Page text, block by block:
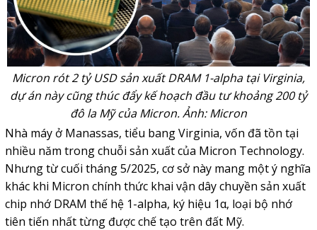
Micron rót 2 tỷ USD sản xuất DRAM 1-alpha tại Virginia,
dự án này cũng thúc đẩy kế hoạch đầu tư khoảng 200 tỷ
đô la Mỹ của Micron. Ảnh: Micron
Nhà máy ở Manassas, tiểu bang Virginia, vốn đã tồn tại
nhiều năm trong chuỗi sản xuất của Micron Technology.
Nhưng từ cuối tháng 5/2025, cơ sở này mang một ý nghĩa
khác khi Micron chính thức khai vận dây chuyền sản xuất
chip nhớ DRAM thế hệ 1-alpha, ký hiệu 1α, loại bộ nhớ
tiên tiến nhất từng được chế tạo trên đất Mỹ.